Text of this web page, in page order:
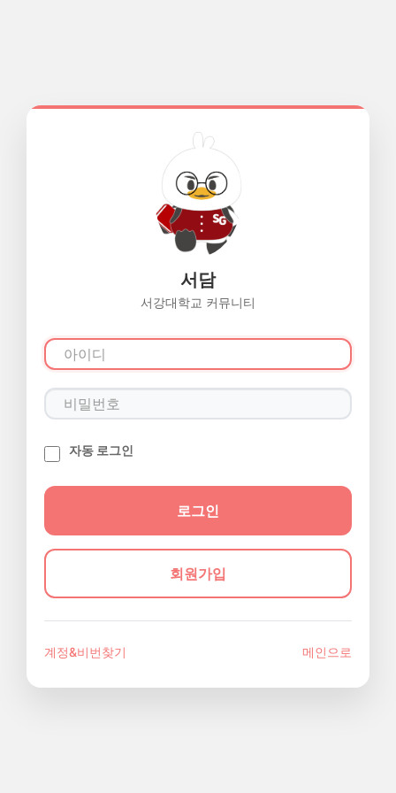
서담
서강대학교 커뮤니티
자동 로그인
회원가입
계정&비번찾기 메인으로